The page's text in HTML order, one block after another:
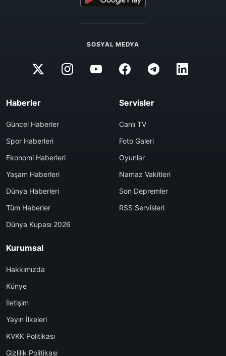
SOSYAL MEDYA
Haberler
Güncel Haberler
Spor Haberleri
Ekonomi Haberleri
Yaşam Haberleri
Dünya Haberleri
Tüm Haberler
Dünya Kupası 2026
Servisler
Canlı TV
Foto Galeri
Oyunlar
Namaz Vakitleri
Son Depremler
RSS Servisleri
Kurumsal
Hakkımızda
Künye
İletişim
Yayın İlkeleri
KVKK Politikası
Gizlilik Politikası